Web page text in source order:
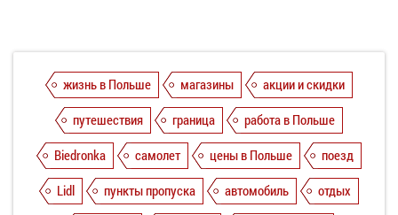
жизнь в Польше магазины
акции и скидки
путешествия
граница
работа в Польше
Biedronka
самолет цены в Польше
поезд
Lidl
пункты пропуска автомобиль
отдых